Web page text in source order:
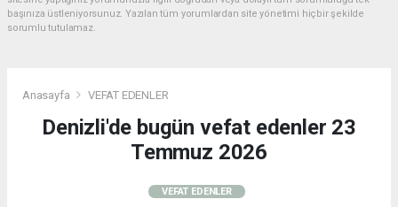
başınıza üstleniyorsunuz. Yazılan tüm yorumlardan site yönetimi hiçbir şekilde
sorumlu tutulamaz.
Anasayfa VEFAT EDENLER
Denizli'de bugün vefat edenler 23
Temmuz 2026
VEFAT EDENLER